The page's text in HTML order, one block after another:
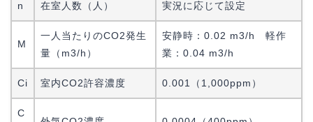
n 在室人数（人） 実況に応じて設定
M
一人当たりのCO2発生
量（m3/h）
安静時：0.02 m3/h 軽作
業：0.04 m3/h
Ci 室内CO2許容濃度 0.001（1,000ppm）
C